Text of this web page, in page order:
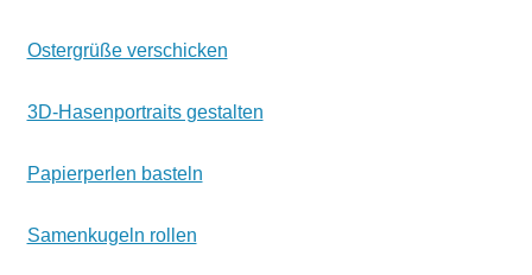
Ostergrüße verschicken
3D-Hasenportraits gestalten
Papierperlen basteln
Samenkugeln rollen